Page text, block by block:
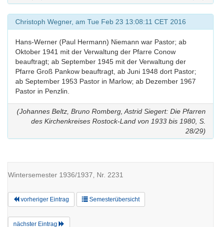
Christoph Wegner, am Tue Feb 23 13:08:11 CET 2016
Hans-Werner (Paul Hermann) Niemann war Pastor; ab
Oktober 1941 mit der Verwaltung der Pfarre Conow
beauftragt; ab September 1945 mit der Verwaltung der
Pfarre Groß Pankow beauftragt, ab Juni 1948 dort Pastor;
ab September 1953 Pastor in Marlow; ab Dezember 1967
Pastor in Penzlin.
(Johannes Beltz, Bruno Romberg, Astrid Siegert: Die Pfarren
des Kirchenkreises Rostock-Land von 1933 bis 1980, S.
28/29)
Wintersemester 1936/1937, Nr. 2231
vorheriger Eintrag Semesterübersicht
nächster Eintrag